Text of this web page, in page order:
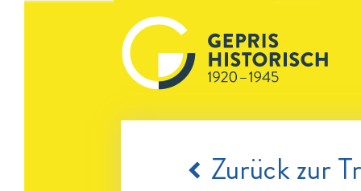
Zurück zur